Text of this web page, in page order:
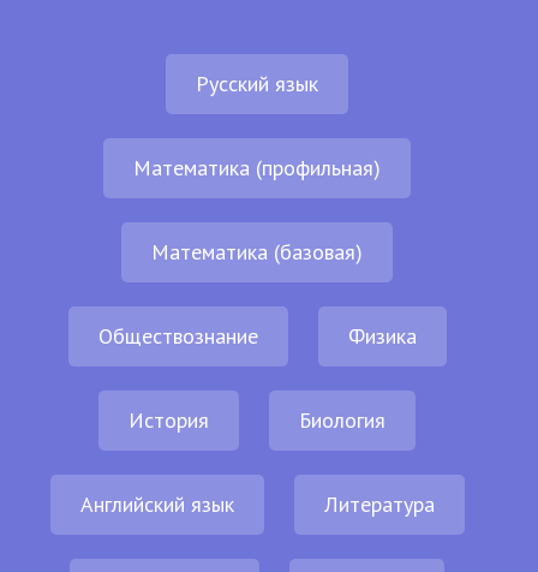
Русский язык
Математика (профильная)
Математика (базовая)
Обществознание Физика
История Биология
Английский язык Литература